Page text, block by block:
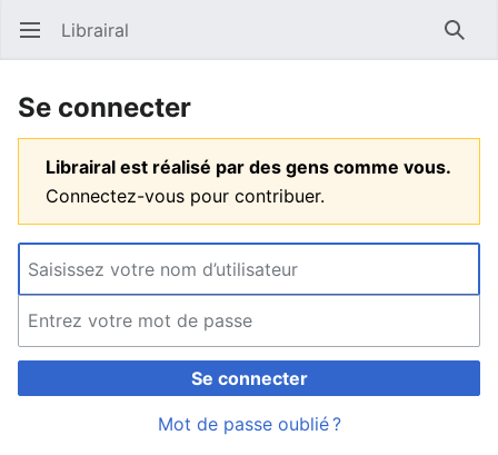
Ouvrir le menu principal Librairal
Se connecter
Librairal est réalisé par des gens comme vous.
Connectez-vous pour contribuer.
Se connecter
Mot de passe oublié ?